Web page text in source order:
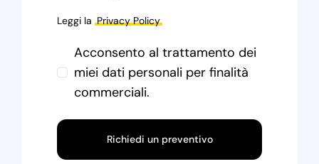
Leggi la Privacy Policy
Acconsento al trattamento dei
miei dati personali per finalità
commerciali.
Richiedi un preventivo